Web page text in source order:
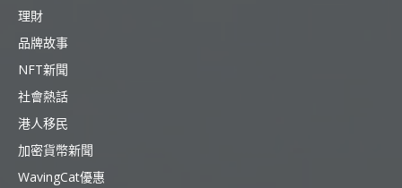
理財
品牌故事
NFT新聞
社會熱話
港人移民
加密貨幣新聞
WavingCat優惠